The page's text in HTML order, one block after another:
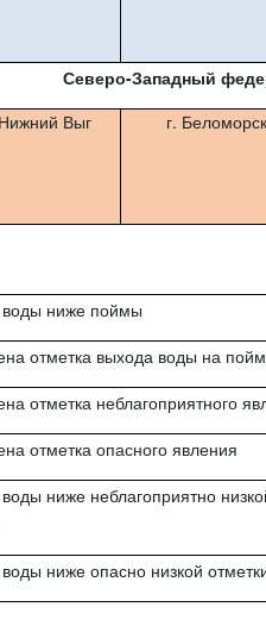
Северо-Западный
Нижний Выг г. Беломорск
воды ниже поймы
отметка выхода воды на
отметка неблагоприятного
отметка опасного явления
ниже неблагоприятно
ниже опасно низкой